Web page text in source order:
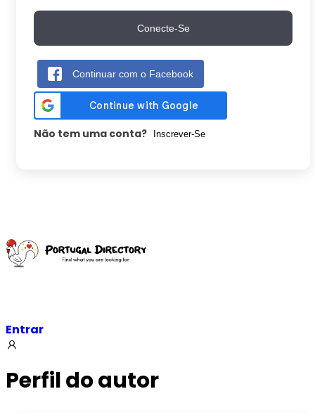
Conecte-Se
Continuar com o Facebook
Não tem uma conta? Inscrever-Se
Entrar
Perfil do autor